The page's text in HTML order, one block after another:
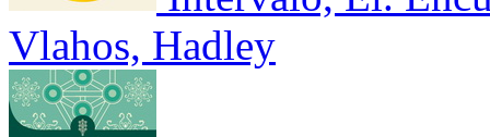
Vlahos, Hadley